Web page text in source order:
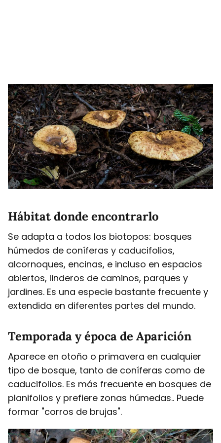
Hábitat donde encontrarlo
Se adapta a todos los biotopos: bosques
húmedos de coníferas y caducifolios,
alcornoques, encinas, e incluso en espacios
abiertos, linderos de caminos, parques y
jardines. Es una especie bastante frecuente y
extendida en diferentes partes del mundo.
Temporada y época de Aparición
Aparece en otoño o primavera en cualquier
tipo de bosque, tanto de coníferas como de
caducifolios. Es más frecuente en bosques de
planifolios y prefiere zonas húmedas.. Puede
formar "corros de brujas".